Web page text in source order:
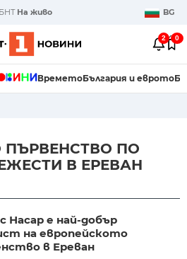
БНТ На живо BG
2 0
ВреметоБългария и еврото
ПЪРВЕНСТВО ПО
В ЕРЕВАН
Насар е най-добър
на европейското
в Ереван